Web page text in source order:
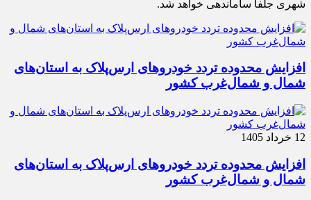
شهری جلفا ساماندهی خواهد شد.
افزایش محدوده تردد خودروهای ارس‌پلاک به استان‌های
شمال و شمال‌غرب کشور
12 خرداد 1405
افزایش محدوده تردد خودروهای ارس‌پلاک به استان‌های
شمال و شمال‌غرب کشور